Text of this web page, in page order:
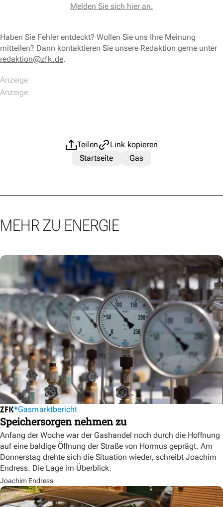
Melden Sie sich hier an.
Haben Sie Fehler entdeckt? Wollen Sie uns Ihre Meinung
mitteilen? Dann kontaktieren Sie unsere Redaktion gerne unter
redaktion@zfk.de.
Teilen
Link kopieren
Startseite
Gas
MEHR ZU ENERGIE
Gasmarktbericht
Speichersorgen nehmen zu
Anfang der Woche war der Gashandel noch durch die Hoffnung
auf eine baldige Öffnung der Straße von Hormus geprägt. Am
Donnerstag drehte sich die Situation wieder, schreibt Joachim
Endress. Die Lage im Überblick.
Joachim Endress